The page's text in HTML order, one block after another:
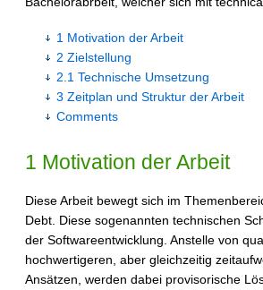
1 Motivation der Arbeit
2 Zielstellung
2.1 Technische Umsetzung
3 Zeitplan und Struktur der Arbeit
Comments
1 Motivation der Arbeit
Diese Arbeit bewegt sich im
Debt. Diese sogenannten technischen
der Softwareentwicklung. Anstelle von
hochwertigeren, aber gleichzeitig
Ansätzen, werden dabei provisorische